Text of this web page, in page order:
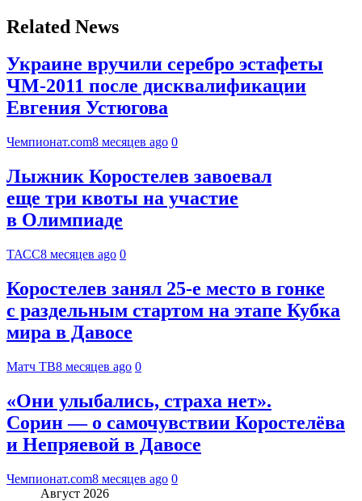
Related News
Украине вручили серебро эстафеты
ЧМ-2011 после дисквалификации
Евгения Устюгова
Чемпионат.com8 месяцев ago 0
Лыжник Коростелев завоевал
еще три квоты на участие
в Олимпиаде
ТАСС8 месяцев ago 0
Коростелев занял 25‑е место в гонке
с раздельным стартом на этапе Кубка
мира в Давосе
Матч ТВ8 месяцев ago 0
«Они улыбались, страха нет».
Сорин — о самочувствии Коростелёва
и Непряевой в Давосе
Чемпионат.com8 месяцев ago 0
Август 2026